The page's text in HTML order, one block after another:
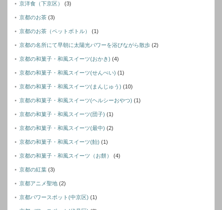
京洋食（下京区） (3)
京都のお茶 (3)
京都のお茶（ペットボトル） (1)
京都の名所にて早朝に太陽光パワーを浴びながら散歩 (2)
京都の和菓子・和風スイーツ(おかき) (4)
京都の和菓子・和風スイーツ(せんぺい) (1)
京都の和菓子・和風スイーツ(まんじゅう) (10)
京都の和菓子・和風スイーツ(ヘルシーおやつ) (1)
京都の和菓子・和風スイーツ(団子) (1)
京都の和菓子・和風スイーツ(最中) (2)
京都の和菓子・和風スイーツ(飴) (1)
京都の和菓子・和風スイーツ（お餅） (4)
京都の紅葉 (3)
京都アニメ聖地 (2)
京都パワースポット(中京区) (1)